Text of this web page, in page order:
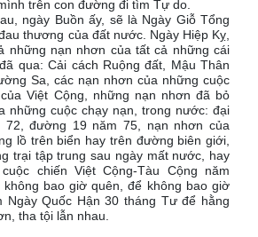
trên con đường đi tìm Tự do.
ngày Buồn ấy, sẽ là Ngày Giỗ Tổng
thương của đất nước. Ngày Hiệp Kỵ,
những nạn nhơn của tất cả những cái
qua: Cải cách Ruộng đất, Mậu Thân
Sa, các nạn nhơn của những cuộc
Việt Cộng, những nạn nhơn đã bỏ
những cuộc chạy nạn, trong nước: đại
72, đường 19 năm 75, nạn nhơn của
lồ trên biển hay trên đường biên giới,
trại tập trung sau ngày mất nước, hay
chiến Việt Cộng-Tàu Cộng năm
bao giờ quên, để không bao giờ
Ngày Quốc Hận 30 tháng Tư để hằng
tha tội lẫn nhau.